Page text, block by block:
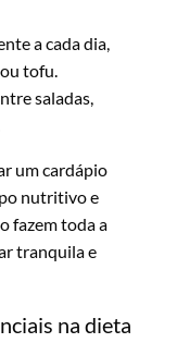
a cada dia,
tofu.
saladas,
um cardápio
nutritivo e
fazem toda a
tranquila e
na dieta